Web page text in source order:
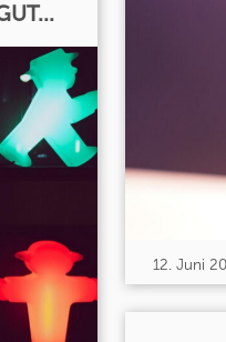
12. Juni